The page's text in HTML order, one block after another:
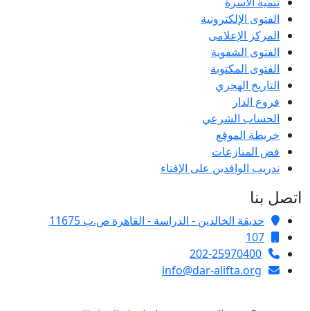
الفتوى الإلكترونية
المركز الإعلامى
الفتوى الشفوية
الفتوى المكتوبة
التاريخ الهجري
فروع الدار
الحساب الشرعي
خريطة الموقع
فض المنازعات
تدريب الوافدين على الإفتاء
اتصل بنا
حديقة الخالدين - الدراسة - القاهرة ص.ب 11675
107
202-25970400
info@dar-alifta.org